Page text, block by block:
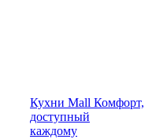
Кухни Mall Комфорт,
доступный
каждому